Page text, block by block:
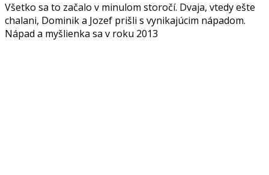
Všetko sa to začalo v minulom storočí. Dvaja, vtedy ešte
chalani, Dominik a Jozef prišli s vynikajúcim nápadom.
Nápad a myšlienka sa v roku 2013